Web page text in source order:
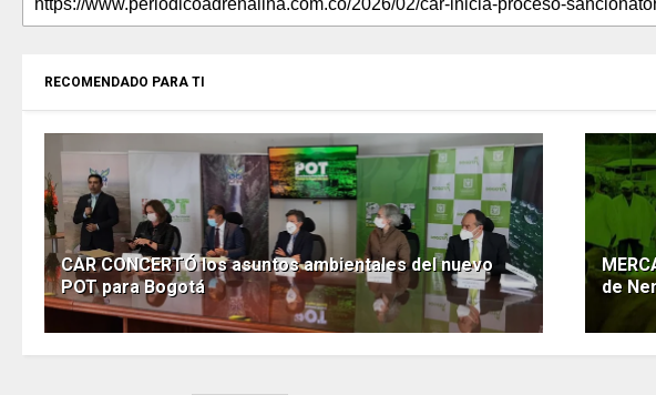
RECOMENDADO PARA TI
CAR CONCERTÓ los asuntos ambientales del nuevo
POT para Bogotá
de